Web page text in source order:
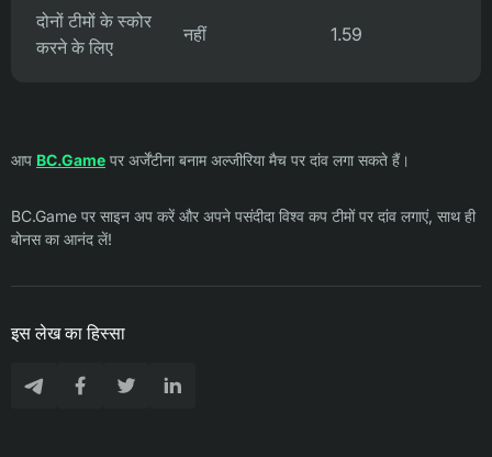
दोनों टीमों के स्कोर
करने के लिए
नहीं 1.59
आप BC.Game पर अर्जेंटीना बनाम अल्जीरिया मैच पर दांव लगा सकते हैं।
BC.Game पर साइन अप करें और अपने पसंदीदा विश्व कप टीमों पर दांव लगाएं, साथ ही
बोनस का आनंद लें!
इस लेख का हिस्सा